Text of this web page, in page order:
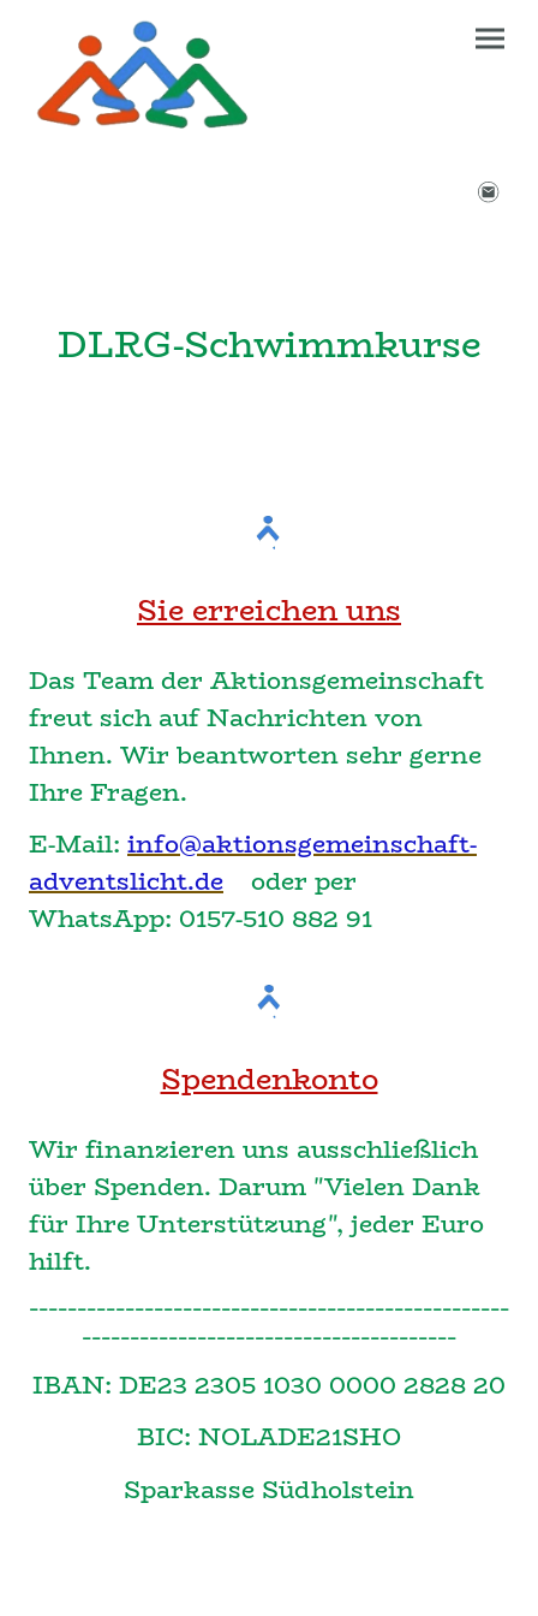
DLRG-Schwimmkurse
Sie erreichen uns
Das Team der Aktionsgemeinschaft
freut sich auf Nachrichten von
Ihnen. Wir beantworten sehr gerne
Ihre Fragen.
E-Mail: info@aktionsgemeinschaft-
adventslicht.de oder per
WhatsApp: 0157-510 882 91
Spendenkonto
Wir finanzieren uns ausschließlich
über Spenden. Darum "Vielen Dank
für Ihre Unterstützung", jeder Euro
hilft.
--------------------------------------------------
---------------------------------------
IBAN: DE23 2305 1030 0000 2828 20
BIC: NOLADE21SHO
Sparkasse Südholstein